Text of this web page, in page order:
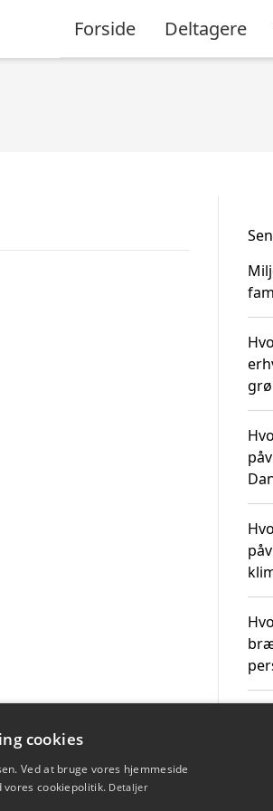
Forside Deltagere
cookies
Ved at bruge vores hjemmeside
vores cookiepolitik. Detaljer